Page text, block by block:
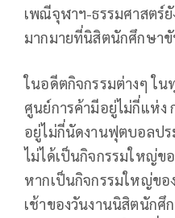
เพณีจุฬาฯ-ธรรมศาสตร์ยั
มากมายที่นิสิตนักศึกษา
ในอดีตกิจกรรมต่างๆ ใน
ศูนย์การค้ามีอยู่ไม่กี่แห่ง
อยู่ไม่กี่นัดงานฟุตบอลปร
ไม่ได้เป็นกิจกรรมใหญ่ข
หากเป็นกิจกรรมใหญ่ข
เช้าของวันงานนิสิตนักศึ